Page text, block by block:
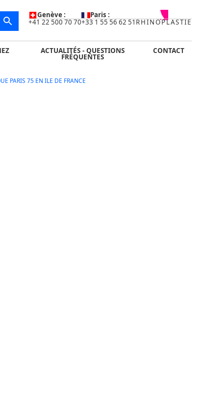
Genève :
+41 22 500 70 70
Paris :
+33 1 55 56 62 51 RHINOPLASTIE
ACTUALITÉS - QUESTIONS
FRÉQUENTES
CONTACT
ACTUALITÉS - QUESTIONS FRÉQUENTES CONTACT
PARIS 75 EN ILE DE FRANCE